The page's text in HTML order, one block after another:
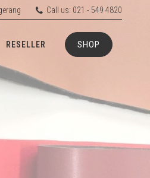
Call us: 021 - 549 4820
SHOP
RESELLER